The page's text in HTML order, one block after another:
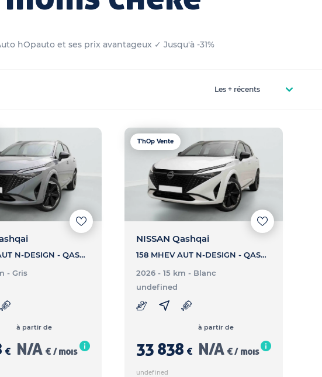
hOpauto et ses prix avantageux ✓ Jusqu'à -31%
158 MHEV AUT N-DESIGN - QASHQAI 158 MHEV AUT N-DESIGN
- Gris
€
à partir de
N/A € / mois
T'hOp Vente
NISSAN Qashqai
158 MHEV AUT N-DESIGN - QASHQAI 158 MHEV AUT N-DESIGN
2026 - 15 km- Blanc
undefined
33 838 €
à partir de
N/A € / mois
undefined